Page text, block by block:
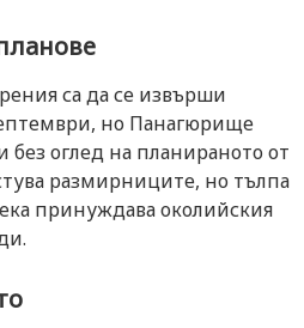
са да се извърши
но Панагюрище
без оглед на планираното от
размирниците, но тълпа
принуждава околийския